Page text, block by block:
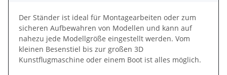
Der Ständer ist ideal für Montagearbeiten oder zum
sicheren Aufbewahren von Modellen und kann auf
nahezu jede Modellgröße eingestellt werden. Vom
kleinen Besenstiel bis zur großen 3D
Kunstflugmaschine oder einem Boot ist alles möglich.